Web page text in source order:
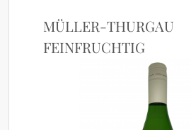
MÜLLER-THURGAU
FEINFRUCHTIG